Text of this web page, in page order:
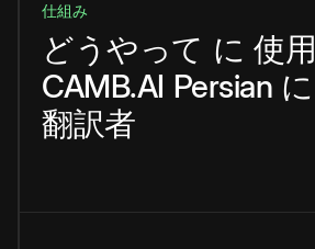
仕組み
どうやって に 使用
CAMB.AI Persian に
翻訳者